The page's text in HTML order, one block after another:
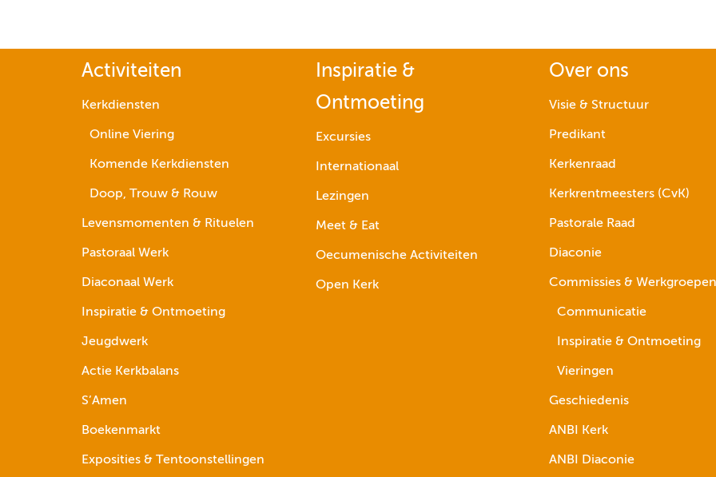
Activiteiten
Kerkdiensten
Online Viering
Komende Kerkdiensten
Doop, Trouw & Rouw
Levensmomenten & Rituelen
Pastoraal Werk
Diaconaal Werk
Inspiratie & Ontmoeting
Jeugdwerk
Actie Kerkbalans
S’Amen
Boekenmarkt
Exposities & Tentoonstellingen
Inspiratie &
Ontmoeting
Excursies
Internationaal
Lezingen
Meet & Eat
Oecumenische Activiteiten
Open Kerk
Over ons
Visie & Structuur
Predikant
Kerkenraad
Kerkrentmeesters (CvK)
Pastorale Raad
Diaconie
Commissies & Werkgroepen
Communicatie
Inspiratie & Ontmoeting
Vieringen
Geschiedenis
ANBI Kerk
ANBI Diaconie